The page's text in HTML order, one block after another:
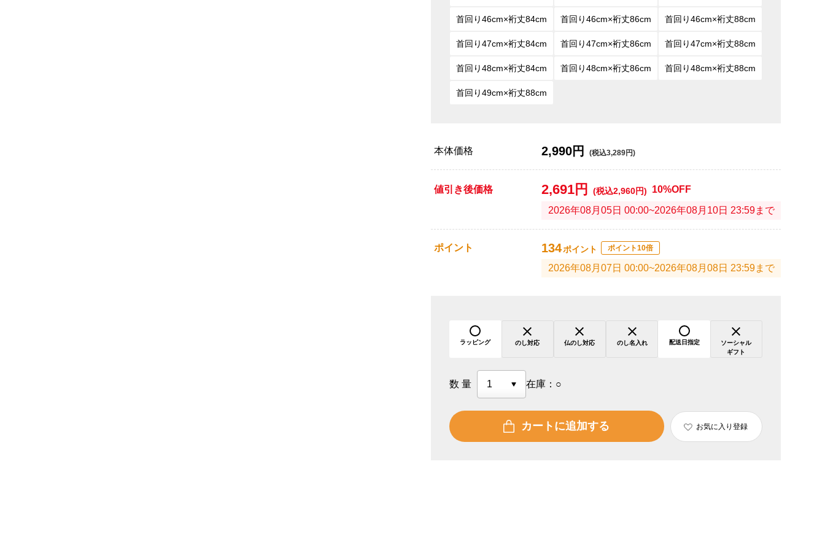
首回り46cm×裄丈84cm 首回り46cm×裄丈86cm 首回り46cm×裄丈88cm
首回り47cm×裄丈84cm 首回り47cm×裄丈86cm 首回り47cm×裄丈88cm
首回り48cm×裄丈84cm 首回り48cm×裄丈86cm 首回り48cm×裄丈88cm
首回り49cm×裄丈88cm
本体価格 2,990円 (税込3,289円)
値引き後価格 2,691円 (税込2,960円) 10%OFF
2026年08月05日 00:00~2026年08月10日 23:59まで
ポイント 134ポイント ポイント10倍
2026年08月07日 00:00~2026年08月08日 23:59まで
ラッピング のし対応 仏のし対応 のし名入れ 配送日指定
ソーシャル
ギフト
数量 在庫： ○
カートに追加する お気に入り登録